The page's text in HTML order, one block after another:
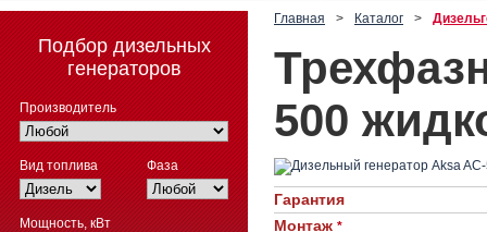
Подбор дизельных
генераторов
Производитель
Вид топлива Фаза
Мощность, кВт
Главная > Каталог >
500
Гарантия
Монтаж *